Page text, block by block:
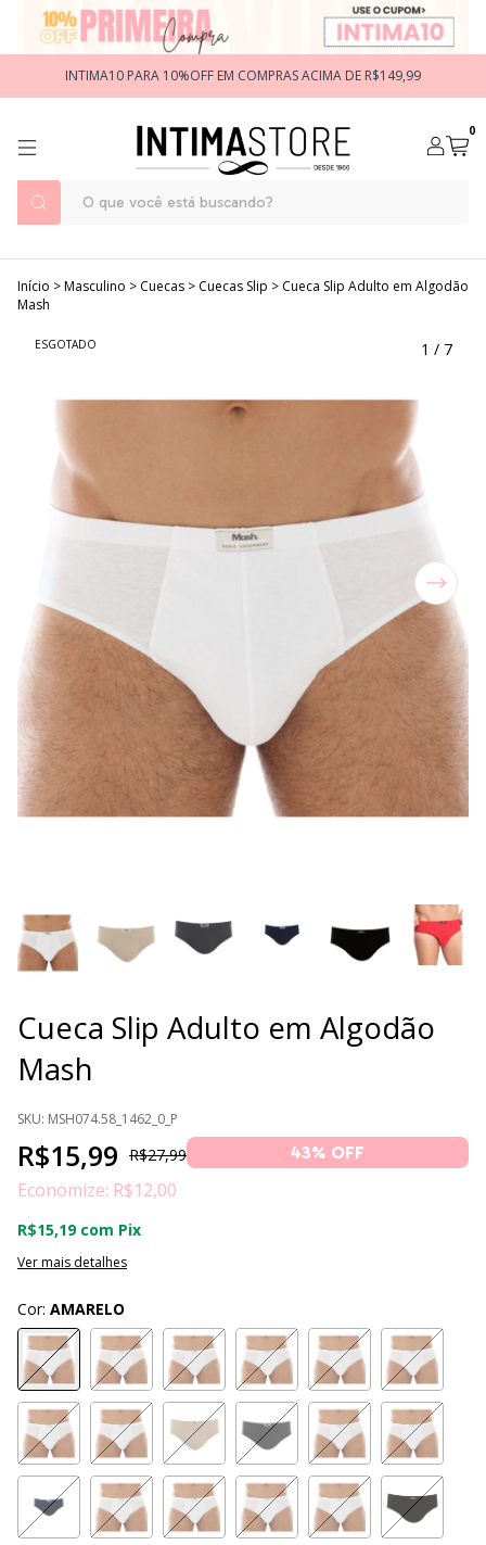
INTIMA10 PARA 10%OFF EM COMPRAS ACIMA DE R$149,99
0
Início >Masculino > Cuecas > Cuecas Slip > Cueca Slip Adulto em Algodão
Mash
ESGOTADO 1 / 7
Cueca Slip Adulto em Algodão
Mash
SKU: MSH074.58_1462_0_P
R$15,99 R$27,99 43% OFF
Economize: R$12,00
R$15,19 com Pix
Ver mais detalhes
Cor: AMARELO